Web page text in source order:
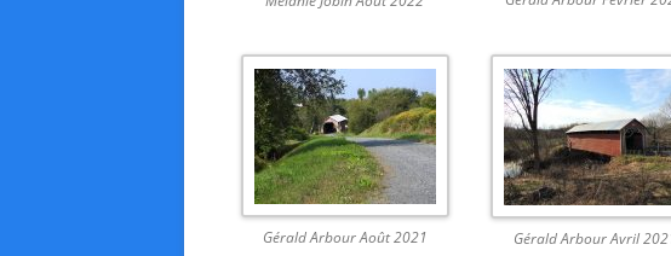
Gérald Arbour Août 2021 Gérald Arbour Avril